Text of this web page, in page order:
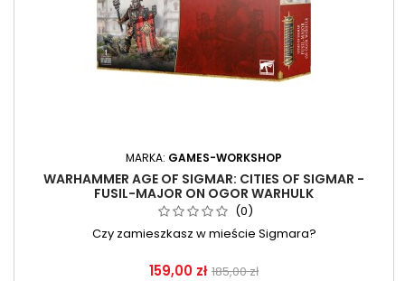
MARKA: GAMES-WORKSHOP
WARHAMMER AGE OF SIGMAR: CITIES OF SIGMAR -
FUSIL-MAJOR ON OGOR WARHULK
(0)
Czy zamieszkasz w mieście Sigmara?
159,00 zł 185,00 zł